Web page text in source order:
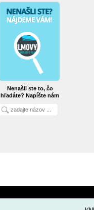
Nenašli ste to, čo
hľadáte? Napíšte nám